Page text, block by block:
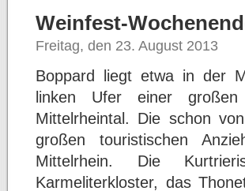
Weinfest-
Freitag, den 23. August 2013
Boppard liegt etwa in der
linken Ufer einer großen
Mittelrheintal. Die schon
großen touristischen
Mittelrhein. Die
Karmeliterkloster, das